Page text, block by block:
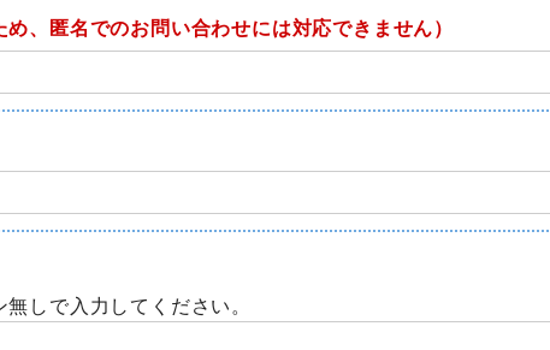
め、匿名でのお問い合わせには対応できません）
しで入力してください。